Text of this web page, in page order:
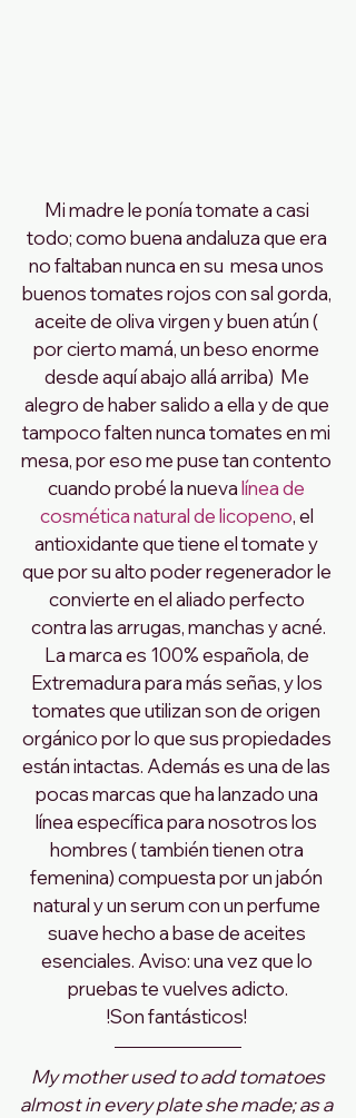
Mi madre le ponía tomate a casi
todo; como buena andaluza que era
no faltaban nunca en su  mesa unos
buenos tomates rojos con sal gorda,
aceite de oliva virgen y buen atún (
por cierto mamá, un beso enorme
desde aquí abajo allá arriba)  Me
alegro de haber salido a ella y de que
tampoco falten nunca tomates en mi
mesa, por eso me puse tan contento
cuando probé la nueva línea de
cosmética natural de licopeno, el
antioxidante que tiene el tomate y
que por su alto poder regenerador le
convierte en el aliado perfecto
contra las arrugas, manchas y acné.
La marca es 100% española, de
Extremadura para más señas, y los
tomates que utilizan son de origen
orgánico por lo que sus propiedades
están intactas. Además es una de las
pocas marcas que ha lanzado una
línea específica para nosotros los
hombres ( también tienen otra
femenina) compuesta por un jabón
natural y un serum con un perfume
suave hecho a base de aceites
esenciales. Aviso: una vez que lo
pruebas te vuelves adicto.
!Son fantásticos!
My mother used to add tomatoes
almost in every plate she made; as a